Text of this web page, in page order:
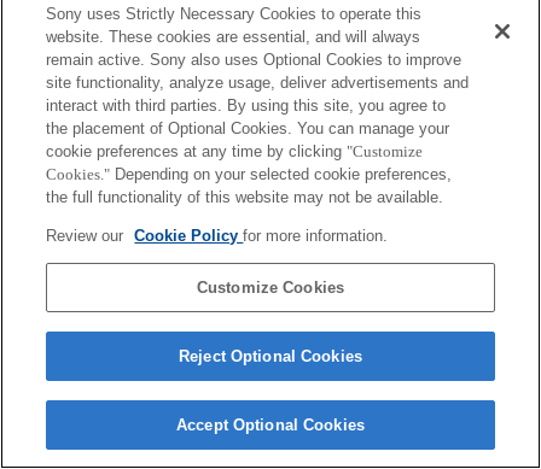
Câmeras
Acessórios para lentes
Acessórios
Dependendo do seu país ou região, alguns
produtos apresentados podem não estar
Copyright 2026 Sony Corporation
Sony uses Strictly Necessary Cookies to operate this
website. These cookies are essential, and will always
remain active. Sony also uses Optional Cookies to improve
site functionality, analyze usage, deliver advertisements and
interact with third parties. By using this site, you agree to
the placement of Optional Cookies. You can manage your
cookie preferences at any time by clicking "Customize
Cookies." Depending on your selected cookie preferences,
the full functionality of this website may not be available.
Review our Cookie Policyfor more information.
Customize Cookies
Reject Optional Cookies
Accept Optional Cookies